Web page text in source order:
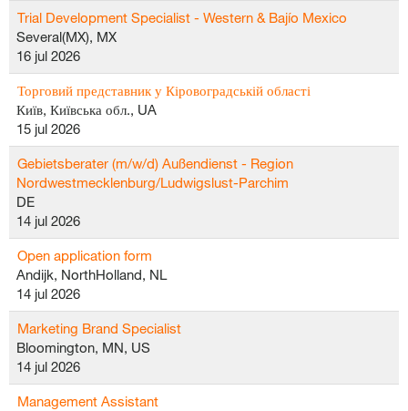
Trial Development Specialist - Western & Bajío Mexico
Several(MX), MX
16 jul 2026
Торговий представник у Кіровоградській області
Київ, Київська обл., UA
15 jul 2026
Gebietsberater (m/w/d) Außendienst - Region
Nordwestmecklenburg/Ludwigslust-Parchim
DE
14 jul 2026
Open application form
Andijk, NorthHolland, NL
14 jul 2026
Marketing Brand Specialist
Bloomington, MN, US
14 jul 2026
Management Assistant